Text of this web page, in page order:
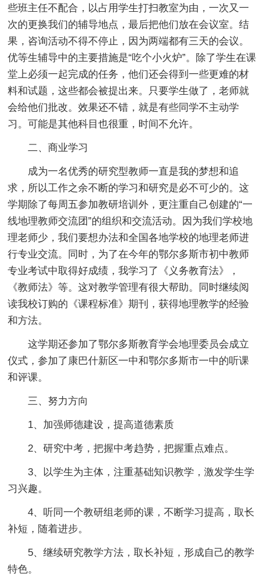
些班主任不配合，以占用学生打扫教室为由，一次又一
次的更换我们的辅导地点，最后把他们放在会议室。结
果，咨询活动不得不停止，因为两端都有三天的会议。
优等生辅导中的主要措施是“吃个小火炉”。除了学生在课
堂上必须一起完成的任务，他们还会得到一些更难的材
料和试题，这些都会被提出来。只要学生做了，老师就
会给他们批改。效果还不错，就是有些同学不主动学
习。可能是其他科目也很重，时间不允许。
二、商业学习
成为一名优秀的研究型教师一直是我的梦想和追
求，所以工作之余不断的学习和研究是必不可少的。这
学期除了每周五参加教研培训外，更注重自己创建的“一
线地理教师交流团”的组织和交流活动。因为我们学校地
理老师少，我们要想办法和全国各地学校的地理老师进
行专业交流。同时，为了在今年的鄂尔多斯市初中教师
专业考试中取得好成绩，我学习了《义务教育法》，
《教师法》等。这对教学管理有很大帮助。同时继续阅
读我校订购的《课程标准》期刊，获得地理教学的经验
和方法。
这学期还参加了鄂尔多斯教育学会地理委员会成立
仪式，参加了康巴什新区一中和鄂尔多斯市一中的听课
和评课。
三、努力方向
1、加强师德建设，提高道德素质
2、研究中考，把握中考趋势，把握重点难点。
3、以学生为主体，注重基础知识教学，激发学生学
习兴趣。
4、听同一个教研组老师的课，不断学习提高，取长
补短，随着进步。
5、继续研究教学方法，取长补短，形成自己的教学
特色。